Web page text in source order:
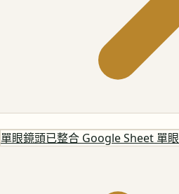
單眼鏡頭已整合 Google Sheet 單